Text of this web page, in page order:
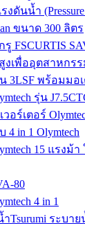
ดันน้ำ (Pressure
ขนาด 300 ลิตร
FSCURTIS
งเพื่ออุตสาหกร
3LSF พร้อมมอ
รุ่น
อร์เตอร์
in 1 Olymtech
15 แรงม้
80
4 in 1
Tsurumi ระบา